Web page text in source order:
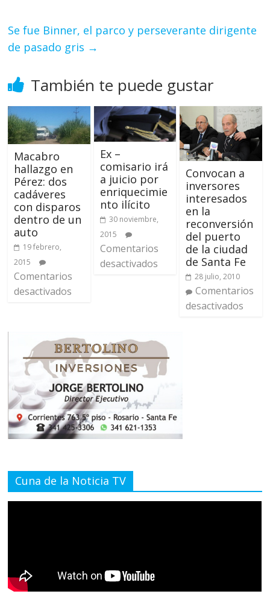
Se fue Binner, el parco y perseverante dirigente
de pasado gris →
También te puede gustar
Macabro
hallazgo en
Pérez: dos
cadáveres
con disparos
dentro de un
auto
19 febrero,
2015
Comentarios
desactivados
Ex –
comisario irá
a juicio por
enriquecimie
nto ilícito
30 noviembre,
2015
Comentarios
desactivados
Convocan a
inversores
interesados
en la
reconversión
del puerto
de la ciudad
de Santa Fe
28 julio, 2010
Comentarios
desactivados
Cuna de la Noticia TV